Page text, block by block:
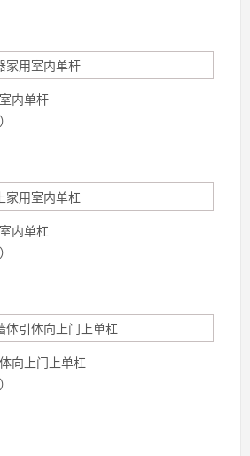
内单杆
内单杠
向上门上单杠